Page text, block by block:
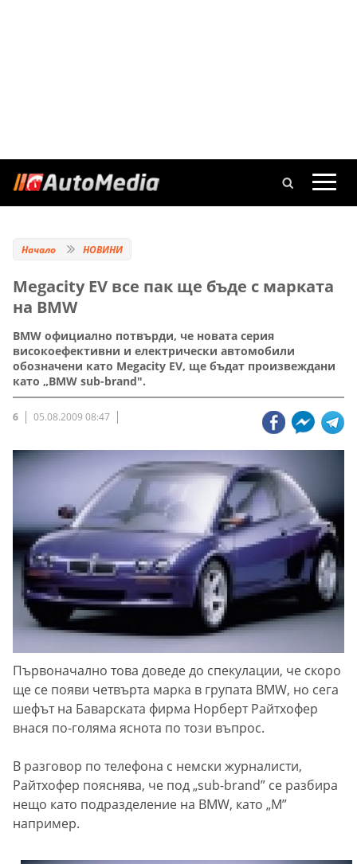
Начало НОВИНИ
Megacity EV все пак ще бъде с марката
на BMW
BMW официално потвърди, че новата серия
високоефективни и електрически автомобили
обозначени като Megacity ЕV, ще бъдат произвеждани
като „BMW sub-brand".
6 05.08.2009 08:47
Първоначално това доведе до спекулации, че скоро
ще се появи четвърта марка в групата BMW, но сега
шефът на Баварската фирма Норберт Райтхофер
внася по-голяма яснота по този въпрос.
В разговор по телефона с немски журналисти,
Райтхофер пояснява, че под „sub-brand” се разбира
нещо като подразделение на BMW, като „М”
например.